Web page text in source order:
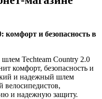
и безопасность в
Techteam Country 2.0
комфорт, безопасность и
и надежный шлем
велосипедистов,
и надежную защиту.